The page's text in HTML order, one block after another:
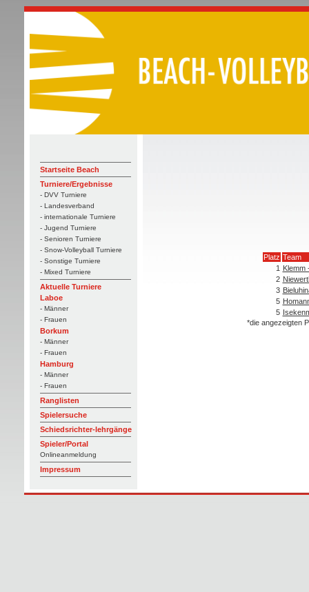
Startseite Beach
Turniere/Ergebnisse
- DVV Turniere
- Landesverband
- internationale Turniere
- Jugend Turniere
- Senioren Turniere
- Snow-Volleyball Turniere
- Sonstige Turniere
- Mixed Turniere
Aktuelle Turniere
Laboe
- Männer
- Frauen
Borkum
- Männer
- Frauen
Hamburg
- Männer
- Frauen
Ranglisten
Spielersuche
Schiedsrichter-lehrgänge
Spieler/Portal
Onlineanmeldung
Impressum
Platz Team
1 Klemm
2
3
5
5
*die angezeigten